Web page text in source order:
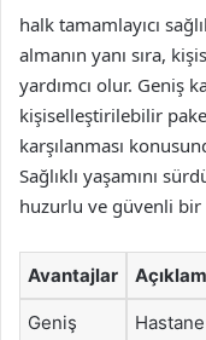
halk tamamlayıcı
almanın yanı sıra,
yardımcı olur. Geniş
kişiselleştirilebilir
karşılanması
Sağlıklı yaşamını
huzurlu ve güvenli
Avantajlar
Geniş